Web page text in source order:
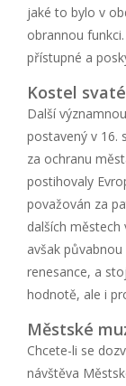
jaké to bylo v
obrannou
přístupné a
Kostel
Další
postavený v 16.
za ochranu
postihovaly
považován za
dalších
avšak
renesance, a
hodnotě, ale i
Městské
Chcete-li se
návštěva